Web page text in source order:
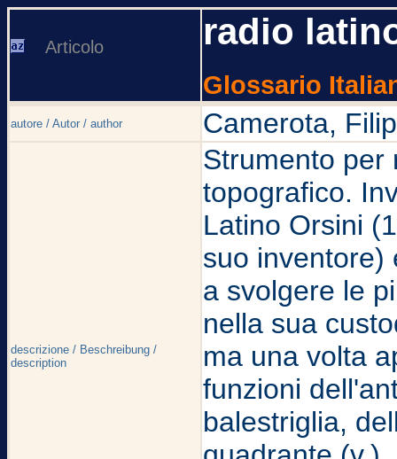
Articolo radio
Glossario
autore / Autor / author Camerota,
descrizione / Beschreibung /
description
Strumento per
topografico.
Latino Orsini
suo inventore)
a svolgere le
nella sua
ma una volta
funzioni
balestriglia,